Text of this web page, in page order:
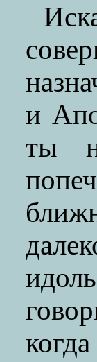
и
ты